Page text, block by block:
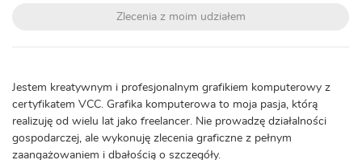
Zlecenia z moim udziałem
Jestem kreatywnym i profesjonalnym grafikiem komputerowy z
certyfikatem VCC. Grafika komputerowa to moja pasja, którą
realizuję od wielu lat jako freelancer. Nie prowadzę działalności
gospodarczej, ale wykonuję zlecenia graficzne z pełnym
zaangażowaniem i dbałością o szczegóły.